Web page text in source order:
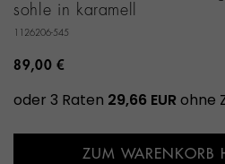
sohle in karamell
1126206-545
89,00 €
ZUM WARENKORB